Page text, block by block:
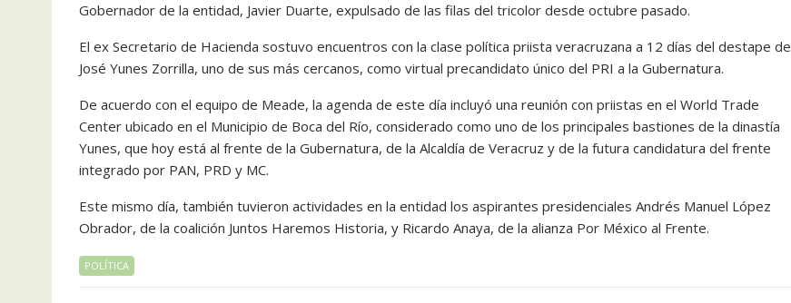
Gobernador de la entidad, Javier Duarte, expulsado de las filas del tricolor desde octubre pasado.
El ex Secretario de Hacienda sostuvo encuentros con la clase política priista veracruzana a 12 días del destape de
José Yunes Zorrilla, uno de sus más cercanos, como virtual precandidato único del PRI a la Gubernatura.
De acuerdo con el equipo de Meade, la agenda de este día incluyó una reunión con priistas en el World Trade
Center ubicado en el Municipio de Boca del Río, considerado como uno de los principales bastiones de la dinastía
Yunes, que hoy está al frente de la Gubernatura, de la Alcaldía de Veracruz y de la futura candidatura del frente
integrado por PAN, PRD y MC.
Este mismo día, también tuvieron actividades en la entidad los aspirantes presidenciales Andrés Manuel López
Obrador, de la coalición Juntos Haremos Historia, y Ricardo Anaya, de la alianza Por México al Frente.
POLÍTICA